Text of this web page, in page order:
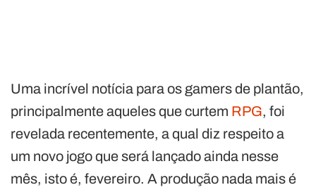
Uma incrível notícia para os gamers de plantão,
principalmente aqueles que curtem RPG, foi
revelada recentemente, a qual diz respeito a
um novo jogo que será lançado ainda nesse
mês, isto é, fevereiro. A produção nada mais é